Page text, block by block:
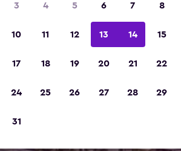
3 4 5 6 7 8
10 11 12 13 14 15
17 18 19 20 21 22
24 25 26 27 28 29
31